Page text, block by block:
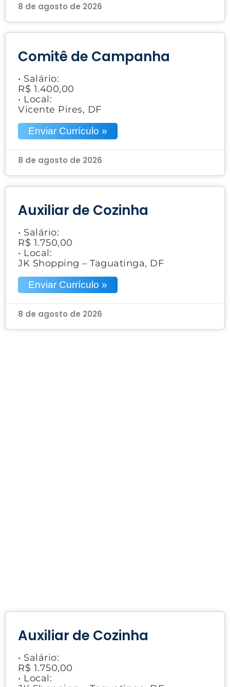
8 de agosto de 2026
Comitê de Campanha
• Salário:
R$ 1.400,00
• Local:
Vicente Pires, DF
Enviar Currículo »
8 de agosto de 2026
Auxiliar de Cozinha
• Salário:
R$ 1.750,00
• Local:
JK Shopping – Taguatinga, DF
Enviar Currículo »
8 de agosto de 2026
Auxiliar de Cozinha
• Salário:
R$ 1.750,00
• Local: